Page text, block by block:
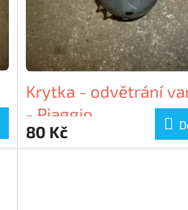
Krytka - odvětrání
- Piaggio
80 Kč